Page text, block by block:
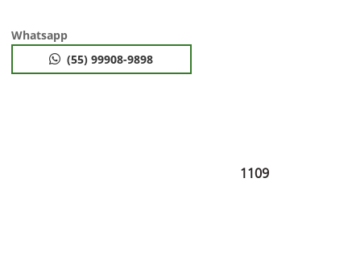
Whatsapp
(55) 99908-9898
1109